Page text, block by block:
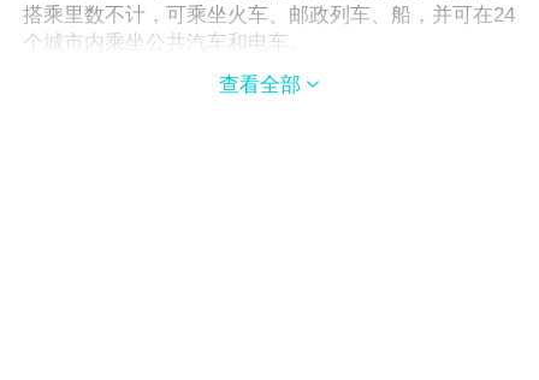
搭乘里数不计，可乘坐火车、邮政列车、船，并可在24
个城市内乘坐公共汽车和电车。
查看全部 